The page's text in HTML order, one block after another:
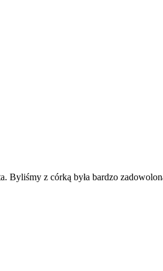
Byliśmy z córką była bardzo